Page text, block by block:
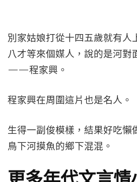
別家姑娘打從十四五歲就有人
八才等來個媒人，說的是河對
——程家興。
程家興在周圍這片也是名人。
生得一副俊模樣，結果好吃懶
鳥下河摸魚的鄉下混混。